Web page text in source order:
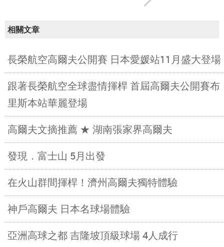
相關文章
長榮航空高爾夫公開賽 日本愛媛站11月盛大登場
跟著長榮航空全球盡情揮桿 首屆高爾夫公開賽布
里斯本站華麗登場
高爾夫文摘推薦 ★ 湖南張家界高爾夫
發現．富士山 5月出發
在火山群間揮桿！濟州高爾夫獨特體驗
神戶高爾夫 日本名球場體驗
亞洲高球之都 吉隆坡頂級球場 4人成行